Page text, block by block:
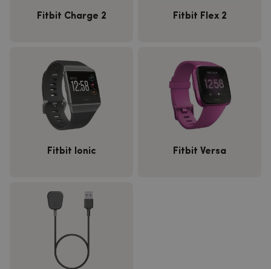
Fitbit Charge 2 Fitbit Flex 2
Fitbit Ionic Fitbit Versa